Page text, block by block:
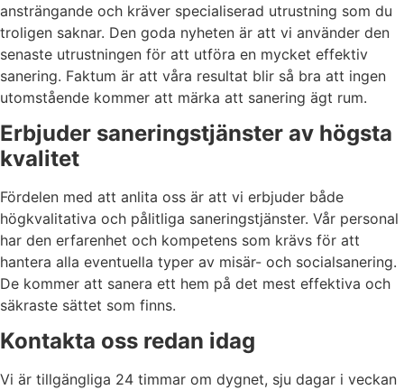
ansträngande och kräver specialiserad utrustning som du
troligen saknar. Den goda nyheten är att vi använder den
senaste utrustningen för att utföra en mycket effektiv
sanering. Faktum är att våra resultat blir så bra att ingen
utomstående kommer att märka att sanering ägt rum.
Erbjuder saneringstjänster av högsta
kvalitet
Fördelen med att anlita oss är att vi erbjuder både
högkvalitativa och pålitliga saneringstjänster. Vår personal
har den erfarenhet och kompetens som krävs för att
hantera alla eventuella typer av misär- och socialsanering.
De kommer att sanera ett hem på det mest effektiva och
säkraste sättet som finns.
Kontakta oss redan idag
Vi är tillgängliga 24 timmar om dygnet, sju dagar i veckan